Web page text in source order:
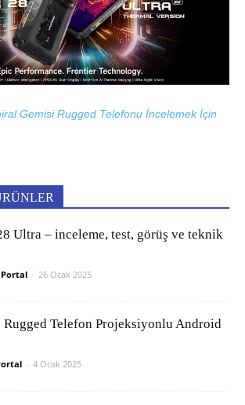
Gemisi Rugged Telefonu İncelemek İçin
Ultra – inceleme, test, görüş ve teknik
- 26 Ocak 2025
Rugged Telefon Projeksiyonlu Android
- 4 Ocak 2025